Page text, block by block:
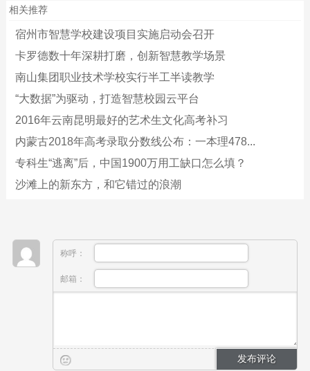
相关推荐
宿州市智慧学校建设项目实施启动会召开
卡罗德数十年深耕打磨，创新智慧教学场景
南山集团职业技术学校实行半工半读教学
“大数据”为驱动，打造智慧校园云平台
2016年云南昆明最好的艺术生文化高考补习
内蒙古2018年高考录取分数线公布：一本理478...
专科生“逃离”后，中国1900万用工缺口怎么填？
沙滩上的新东方，和它错过的浪潮
称呼：
邮箱：